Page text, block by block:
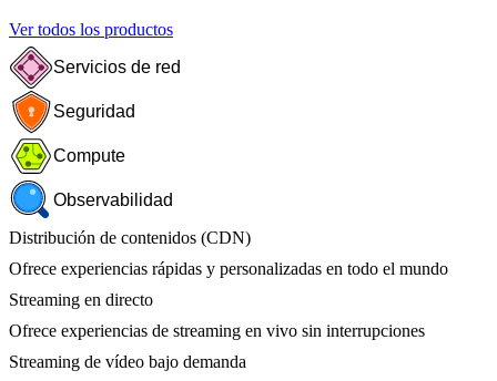
Ver todos los productos
Servicios de red
Seguridad
Compute
Observabilidad
Distribución de contenidos (CDN)
Ofrece experiencias rápidas y personalizadas en todo el mundo
Streaming en directo
Ofrece experiencias de streaming en vivo sin interrupciones
Streaming de vídeo bajo demanda